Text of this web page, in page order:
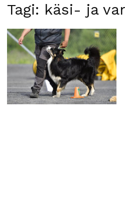
Tagi: käsi- ja